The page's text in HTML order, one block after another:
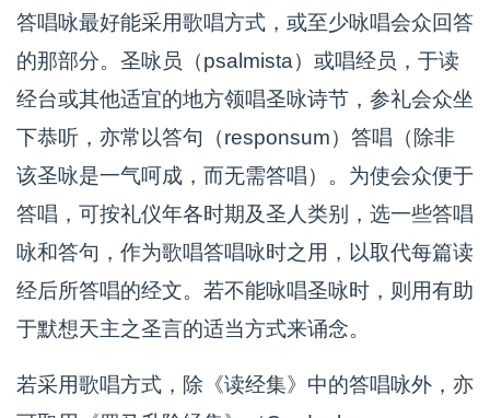
答唱咏最好能采用歌唱方式，或至少咏唱会众回答
的那部分。圣咏员（psalmista）或唱经员，于读
经台或其他适宜的地方领唱圣咏诗节，参礼会众坐
下恭听，亦常以答句（responsum）答唱（除非
该圣咏是一气呵成，而无需答唱）。为使会众便于
答唱，可按礼仪年各时期及圣人类别，选一些答唱
咏和答句，作为歌唱答唱咏时之用，以取代每篇读
经后所答唱的经文。若不能咏唱圣咏时，则用有助
于默想天主之圣言的适当方式来诵念。
若采用歌唱方式，除《读经集》中的答唱咏外，亦